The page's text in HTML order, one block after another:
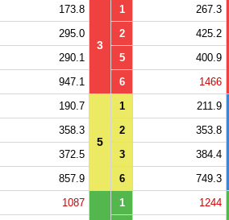
173.8
3
1 267.3
295.0 2 425.2
290.1 5 400.9
947.1 6 1466
190.7
5
1 211.9
358.3 2 353.8
372.5 3 384.4
857.9 6 749.3
1087 1 1244